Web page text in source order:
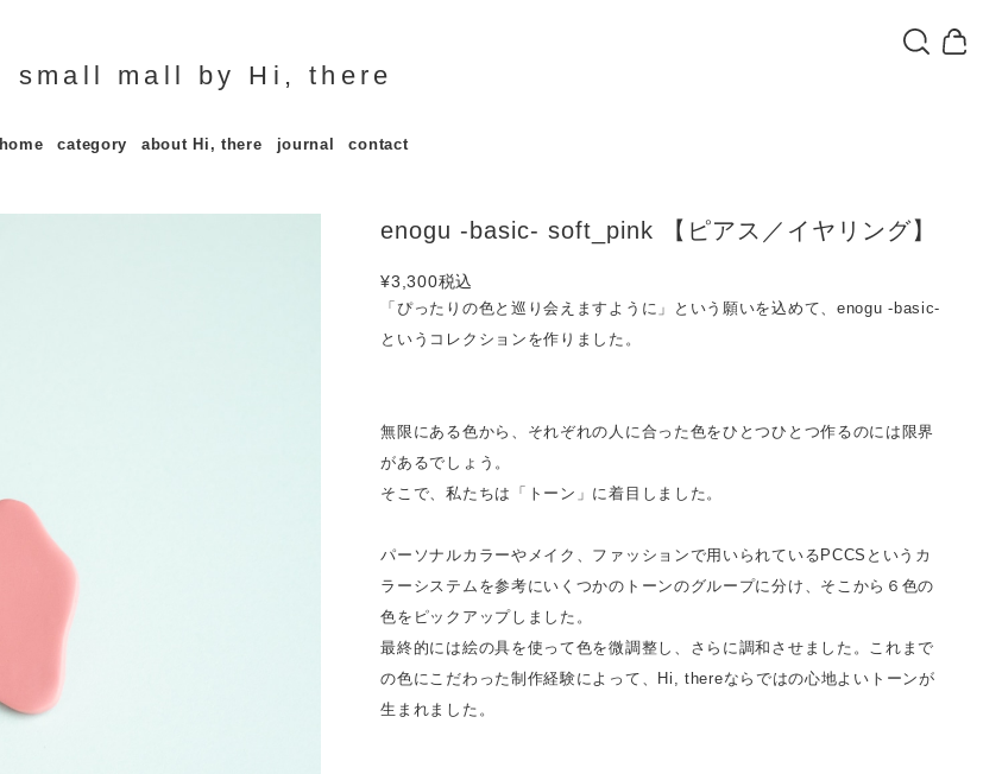
small mall by Hi, there
home category about Hi, there journal contact
enogu -basic- soft_pink 【ピアス／イヤリング】
¥3,300税込
「ぴったりの色と巡り会えますように」という願いを込めて、enogu -basic-
というコレクションを作りました。
無限にある色から、それぞれの人に合った色をひとつひとつ作るのには限界
があるでしょう。
そこで、私たちは「トーン」に着目しました。
パーソナルカラーやメイク、ファッションで用いられているPCCSというカ
ラーシステムを参考にいくつかのトーンのグループに分け、そこから６色の
色をピックアップしました。
最終的には絵の具を使って色を微調整し、さらに調和させました。これまで
の色にこだわった制作経験によって、Hi, thereならではの心地よいトーンが
生まれました。